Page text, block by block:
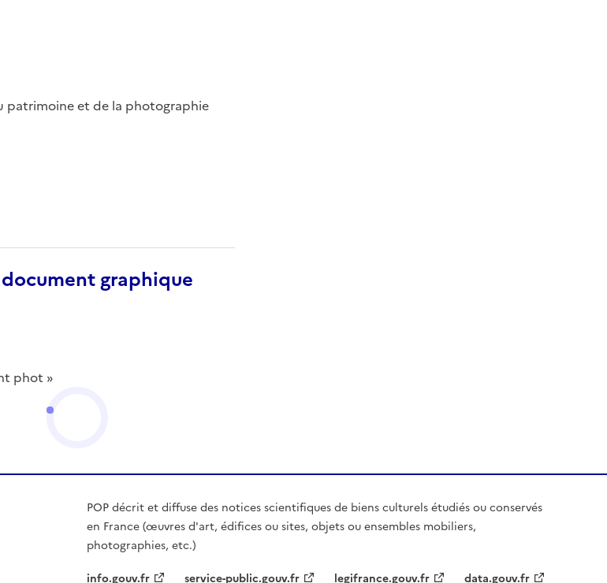
patrimoine et de la photographie
graphique
phot »
POP décrit et diffuse des notices scientifiques de biens culturels étudiés ou conservés
en France (œuvres d'art, édifices ou sites, objets ou ensembles mobiliers,
photographies, etc.)
info.gouv.fr
service-public.gouv.fr legifrance.gouv.fr data.gouv.fr